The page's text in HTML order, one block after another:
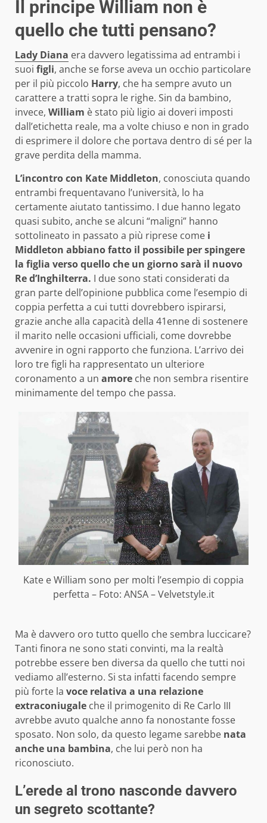
Il principe William non è
quello che tutti pensano?
Lady Diana era davvero legatissima ad entrambi i
suoi figli, anche se forse aveva un occhio particolare
per il più piccolo Harry, che ha sempre avuto un
carattere a tratti sopra le righe. Sin da bambino,
invece, William è stato più ligio ai doveri imposti
dall’etichetta reale, ma a volte chiuso e non in grado
di esprimere il dolore che portava dentro di sé per la
grave perdita della mamma.
L’incontro con Kate Middleton, conosciuta quando
entrambi frequentavano l’università, lo ha
certamente aiutato tantissimo. I due hanno legato
quasi subito, anche se alcuni “maligni” hanno
sottolineato in passato a più riprese come i
Middleton abbiano fatto il possibile per spingere
la figlia verso quello che un giorno sarà il nuovo
Re d’Inghilterra. I due sono stati considerati da
gran parte dell’opinione pubblica come l’esempio di
coppia perfetta a cui tutti dovrebbero ispirarsi,
grazie anche alla capacità della 41enne di sostenere
il marito nelle occasioni ufficiali, come dovrebbe
avvenire in ogni rapporto che funziona. L’arrivo dei
loro tre figli ha rappresentato un ulteriore
coronamento a un amore che non sembra risentire
minimamente del tempo che passa.
Kate e William sono per molti l’esempio di coppia
perfetta – Foto: ANSA – Velvetstyle.it
Ma è davvero oro tutto quello che sembra luccicare?
Tanti finora ne sono stati convinti, ma la realtà
potrebbe essere ben diversa da quello che tutti noi
vediamo all’esterno. Si sta infatti facendo sempre
più forte la voce relativa a una relazione
extraconiugale che il primogenito di Re Carlo III
avrebbe avuto qualche anno fa nonostante fosse
sposato. Non solo, da questo legame sarebbe nata
anche una bambina, che lui però non ha
riconosciuto.
L’erede al trono nasconde davvero
un segreto scottante?